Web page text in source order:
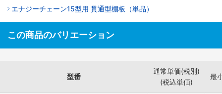
エナジーチェーン15型用 貫通型棚板（単品）
この商品のバリエーション
型番
通常単価(税別)
(税込単価)
最